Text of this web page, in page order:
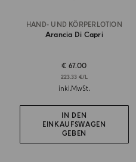
HAND- UND KÖRPERLOTION
Arancia Di Capri
€ 67.00
223.33 €/L
inkl.MwSt.
IN DEN
EINKAUFSWAGEN
GEBEN